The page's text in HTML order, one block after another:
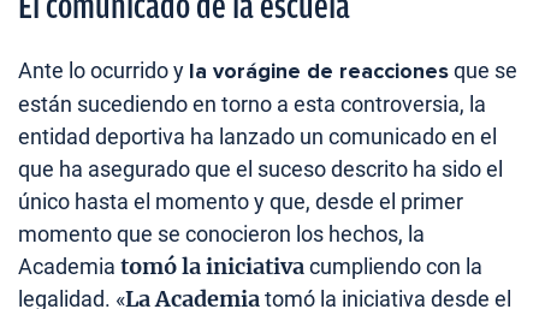
Ante lo ocurrido y la vorágine de reaccionesque se
están sucediendo en torno a esta controversia, la
entidad deportiva ha lanzado un comunicado en el
que ha asegurado que el suceso descrito ha sido el
único hasta el momento y que, desde el primer
momento que se conocieron los hechos, la
Academia tomó la iniciativacumpliendo con la
legalidad. «La Academiatomó la iniciativa desde el